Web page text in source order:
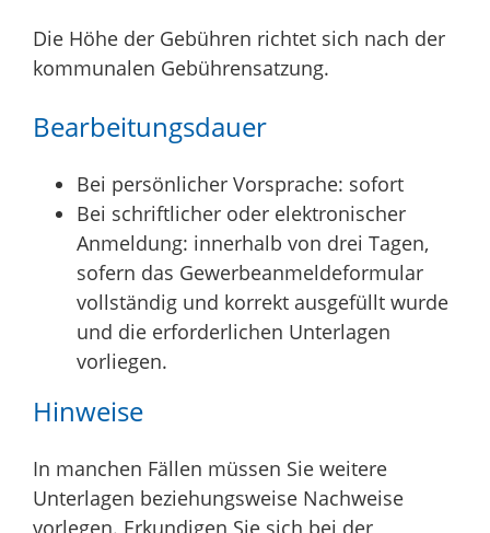
Die Höhe der Gebühren richtet sich nach der
kommunalen Gebührensatzung.
Bearbeitungsdauer
Bei persönlicher Vorsprache: sofort
Bei schriftlicher oder elektronischer
Anmeldung: innerhalb von drei Tagen,
sofern das Gewerbeanmeldeformular
vollständig und korrekt ausgefüllt wurde
und die erforderlichen Unterlagen
vorliegen.
Hinweise
In manchen Fällen müssen Sie weitere
Unterlagen beziehungsweise Nachweise
vorlegen. Erkundigen Sie sich bei der